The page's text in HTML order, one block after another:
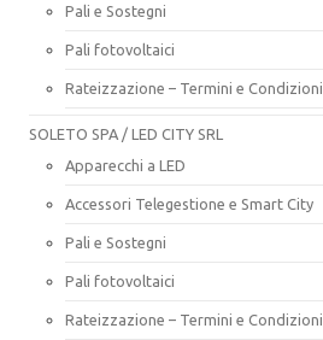
Pali e Sostegni
Pali fotovoltaici
Rateizzazione – Termini e Condizioni
SOLETO SPA / LED CITY SRL
Apparecchi a LED
Accessori Telegestione e Smart City
Pali e Sostegni
Pali fotovoltaici
Rateizzazione – Termini e Condizioni